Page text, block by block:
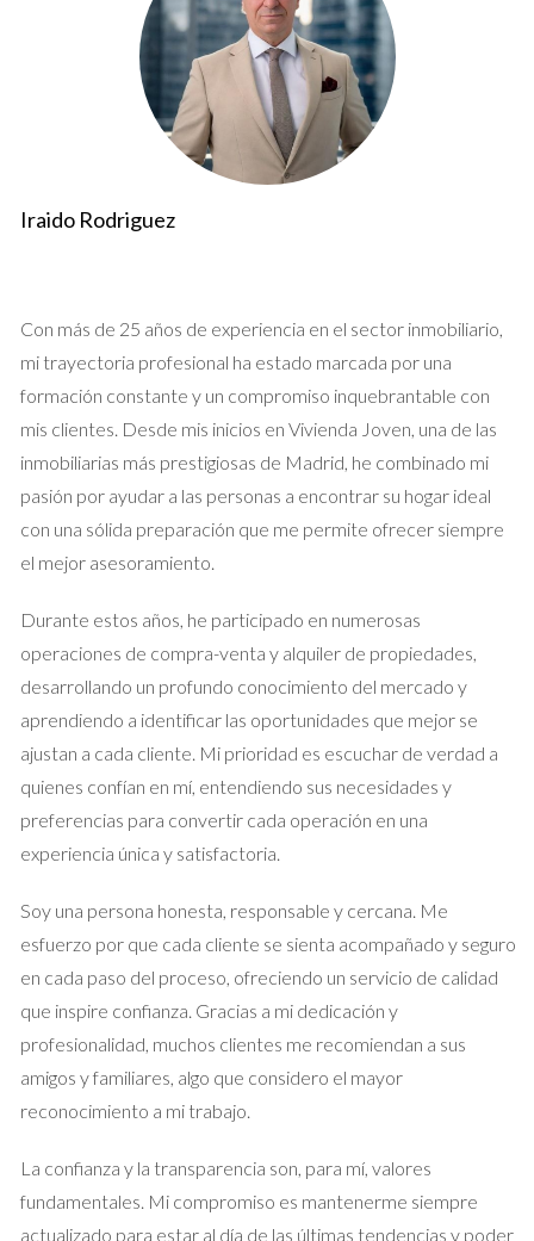
Un agente inmobiliario no es solo un intermediario; es un aliado
estratégico que aporta valor a cada etapa del proceso de
venta. Desde la valoración precisa de la propiedad hasta la
negociación final, su experiencia puede marcar la diferencia
entre una transacción exitosa y una frustrante.
Caso Estudio 1: La Venta Rápida
por publicar su anuncio en Idealista sin asistencia profesional.
A pesar de recibir algunas consultas, las ofertas eran
significativamente más bajas de lo esperado. Después de
meses sin éxito, decidió contactar a un agente inmobiliario
local. Gracias a su experiencia, el agente realizó una valoración
adecuada y ajustó la estrategia de marketing. En menos de
dos semanas, Laura recibió una oferta que superaba sus
expectativas iniciales. Este caso resalta cómo un agente
de manera más efectiva.
Caso Estudio 2: Negociación Exitosa
Por otro lado, tenemos a Miguel, quien tenía una casa en las
afueras de Barcelona. Al principio, pensó que podría manejar
la venta por su cuenta y publicó el anuncio en Idealista.
Aunque recibió interés inicial, las negociaciones fueron
complicadas y Miguel se sintió perdido ante las ofertas que
inmobiliario que no solo le ayudó a entender mejor el
mercado, sino que también le proporcionó estrategias
efectivas para negociar con los compradores. Al final, Miguel
vendió su casa por un precio mucho más alto del que había
imaginado inicialmente. Este ejemplo muestra cómo la
habilidad de negociación de un agente puede transformar una
situación difícil en una oportunidad exitosa.
Caso Estudio 3: Protección del Patrimonio
Finalmente, consideremos el caso de Ana y Carlos, quienes
Iraido Rodriguez
Con más de 25 años de experiencia en el sector inmobiliario,
mi trayectoria profesional ha estado marcada por una
formación constante y un compromiso inquebrantable con
mis clientes. Desde mis inicios en Vivienda Joven, una de las
inmobiliarias más prestigiosas de Madrid, he combinado mi
pasión por ayudar a las personas a encontrar su hogar ideal
con una sólida preparación que me permite ofrecer siempre
el mejor asesoramiento.
Durante estos años, he participado en numerosas
operaciones de compra-venta y alquiler de propiedades,
desarrollando un profundo conocimiento del mercado y
aprendiendo a identificar las oportunidades que mejor se
ajustan a cada cliente. Mi prioridad es escuchar de verdad a
quienes confían en mí, entendiendo sus necesidades y
preferencias para convertir cada operación en una
experiencia única y satisfactoria.
Soy una persona honesta, responsable y cercana. Me
esfuerzo por que cada cliente se sienta acompañado y seguro
en cada paso del proceso, ofreciendo un servicio de calidad
que inspire confianza. Gracias a mi dedicación y
profesionalidad, muchos clientes me recomiendan a sus
amigos y familiares, algo que considero el mayor
reconocimiento a mi trabajo.
La confianza y la transparencia son, para mí, valores
fundamentales. Mi compromiso es mantenerme siempre
actualizado para estar al día de las últimas tendencias y poder